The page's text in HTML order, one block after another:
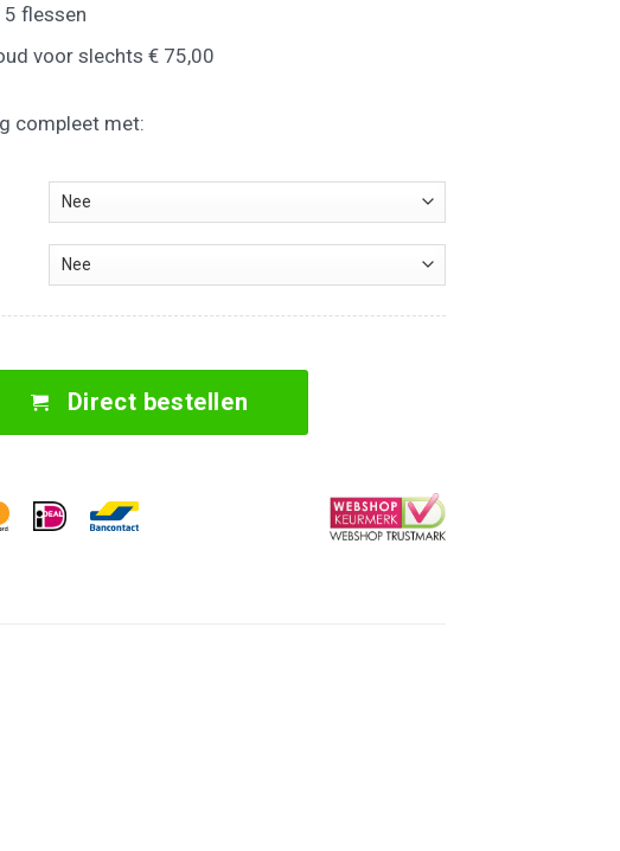
5 flessen
voor slechts € 75,00
compleet met:
Direct bestellen